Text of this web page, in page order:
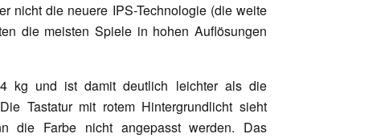
nicht die neuere IPS-Technologie (die weite
die meisten Spiele in hohen Auflösungen
kg und ist damit deutlich leichter als die
Tastatur mit rotem Hintergrundlicht sieht
die Farbe nicht angepasst werden. Das